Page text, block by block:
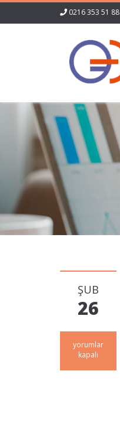
0216 353 51 88
ŞUB
26
İlave
yorumlar
kapalı